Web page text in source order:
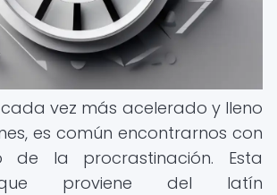
vez más acelerado y lleno
es común encontrarnos con
de la procrastinación. Esta
proviene del latín